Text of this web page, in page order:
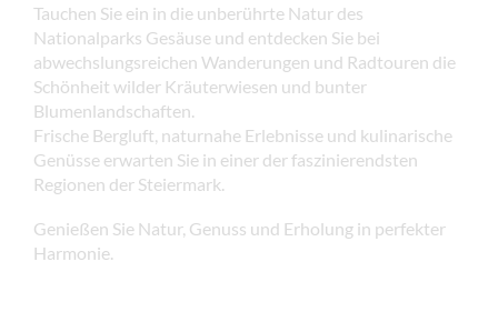
Tauchen Sie ein in die unberührte Natur des
Nationalparks Gesäuse und entdecken Sie bei
abwechslungsreichen Wanderungen und Radtouren die
Schönheit wilder Kräuterwiesen und bunter
Blumenlandschaften.
Frische Bergluft, naturnahe Erlebnisse und kulinarische
Genüsse erwarten Sie in einer der faszinierendsten
Regionen der Steiermark.
Genießen Sie Natur, Genuss und Erholung in perfekter
Harmonie.